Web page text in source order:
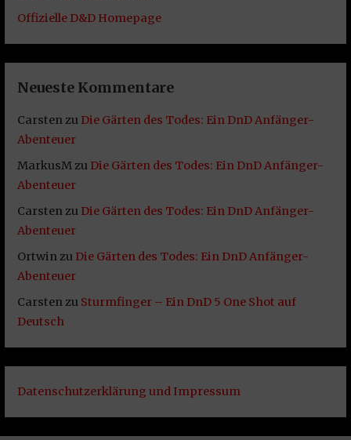
Offizielle D&D Homepage
Neueste Kommentare
Carsten zu Die Gärten des Todes: Ein DnD Anfänger-
Abenteuer
MarkusM zu Die Gärten des Todes: Ein DnD Anfänger-
Abenteuer
Carsten zu Die Gärten des Todes: Ein DnD Anfänger-
Abenteuer
Ortwin zu Die Gärten des Todes: Ein DnD Anfänger-
Abenteuer
Carsten zu Sturmfinger – Ein DnD 5 One Shot auf
Deutsch
Datenschutzerklärung und Impressum